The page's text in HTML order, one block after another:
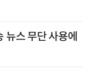
스 무단 사용에